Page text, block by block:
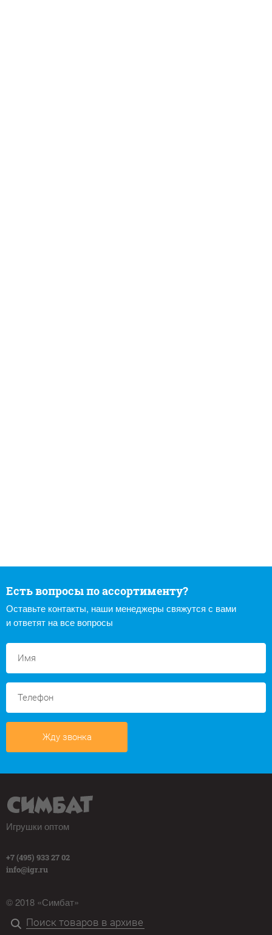
Есть вопросы по ассортименту?
Оставьте контакты, наши менеджеры свяжутся с вами
и ответят на все вопросы
Жду звонка
Игрушки оптом
+7 (495) 933 27 02
info@igr.ru
© 2018 «Симбат»